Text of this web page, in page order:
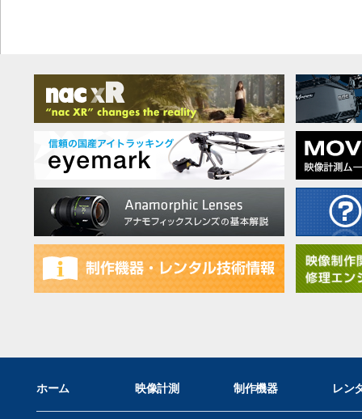
ホーム 映像計測 制作機器 レン